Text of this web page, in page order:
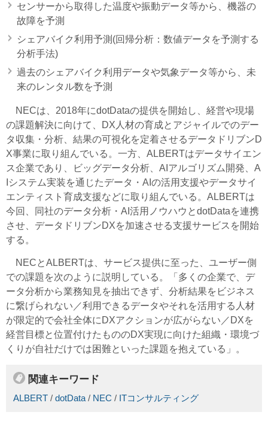
センサーから取得した温度や振動データ等から、機器の
故障を予測
シェアバイク利用予測(回帰分析：数値データを予測する
分析手法)
過去のシェアバイク利用データや気象データ等から、未
来のレンタル数を予測
NECは、2018年にdotDataの提供を開始し、経営や現場
の課題解決に向けて、DX人材の育成とアジャイルでのデー
タ収集・分析、結果の可視化を定着させるデータドリブンD
X事業に取り組んでいる。一方、ALBERTはデータサイエン
ス企業であり、ビッグデータ分析、AIアルゴリズム開発、A
Iシステム実装を通じたデータ・AIの活用支援やデータサイ
エンティスト育成支援などに取り組んでいる。ALBERTは
今回、同社のデータ分析・AI活用ノウハウとdotDataを連携
させ、データドリブンDXを加速させる支援サービスを開始
する。
NECとALBERTは、サービス提供に至った、ユーザー側
での課題を次のように説明している。「多くの企業で、デ
ータ分析から業務知見を抽出できず、分析結果をビジネス
に繋げられない／利用できるデータやそれを活用する人材
が限定的で会社全体にDXアクションが広がらない／DXを
経営目標と位置付けたもののDX実現に向けた組織・環境づ
くりが自社だけでは困難といった課題を抱えている」。
関連キーワード
ALBERT / dotData / NEC / ITコンサルティング